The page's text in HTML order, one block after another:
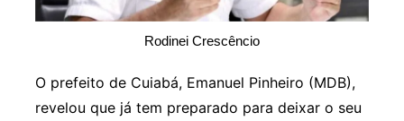
Rodinei Crescêncio
O prefeito de Cuiabá, Emanuel Pinheiro (MDB),
revelou que já tem preparado para deixar o seu